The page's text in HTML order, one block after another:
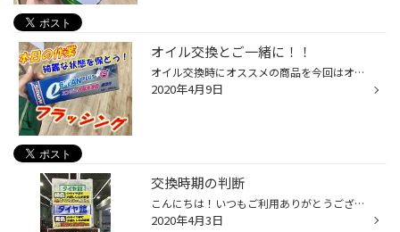
オイル交換とご一緒に！！
オイル交換時にオススメの商品を今回はオススメ致します。 エンジンの内部をクリーン、綺麗にするフラッシングです。 オイル交換はどのお車でも必ず行っていくもので、今後も乗り続ける、あるいは 綺麗な状態を保ちたい！！というお客様には特におすすめの商品です。 この商品は、ゆっくり汚れを落...
2020年4月9日
交換時期の判断
こんにちは！いつもご利用ありがとうございます。 本日は、お客様から冬タイヤから夏タイヤへの脱着作業の ご予約がありました。 お持ち込み頂いたタイヤ状態大丈夫かな？ そのまま取り付けて、タイヤの性能、安心かな？ と、思うこともあるかと思います！！！ 当店で、ご購入のお客様は、タイヤ状...
2020年4月3日